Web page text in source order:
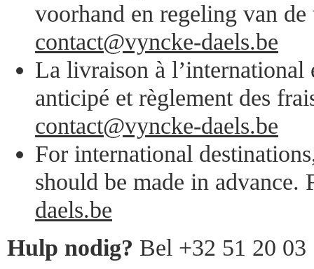
voorhand en regeling van
contact@vyncke-daels.be
La livraison à l’international
anticipé et règlement des
contact@vyncke-daels.be
For international
should be made in advance.
daels.be
Hulp nodig? Bel +32 51 20 03